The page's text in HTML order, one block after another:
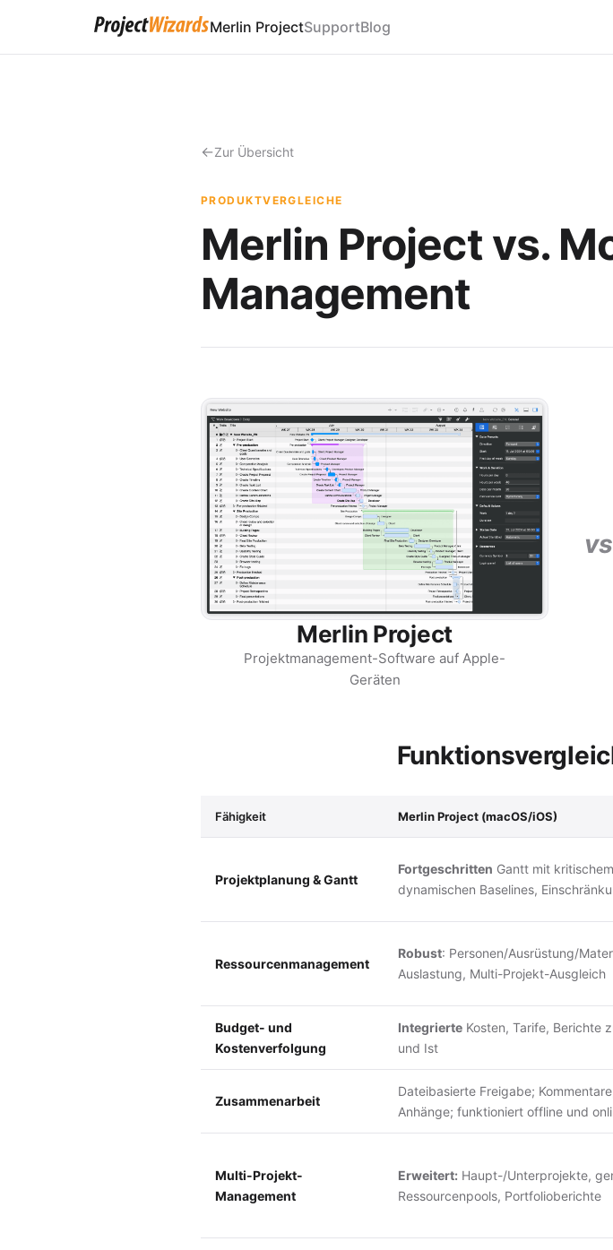
Merlin ProjectSupportBlog
Zur Übersicht
PRODUKTVERGLEICHE
Merlin Project vs.
Management
Merlin Project
Projektmanagement-Software auf Apple-
Geräten
Fähigkeit Merlin Project (macOS/iOS)
Projektplanung & Gantt
Fortgeschritten Gantt mit
dynamischen Baselines,
Ressourcenmanagement
Robust: Personen/Ausrüstung/
Auslastung, Multi-Projekt-Ausgleich
Budget- und
Kostenverfolgung
Integrierte Kosten, Tarife, Berichte
und Ist
Zusammenarbeit
Dateibasierte Freigabe;
Anhänge; funktioniert offline und
Multi-Projekt-
Management
Erweitert: Haupt-/Unterprojekte,
Ressourcenpools, Portfolioberichte